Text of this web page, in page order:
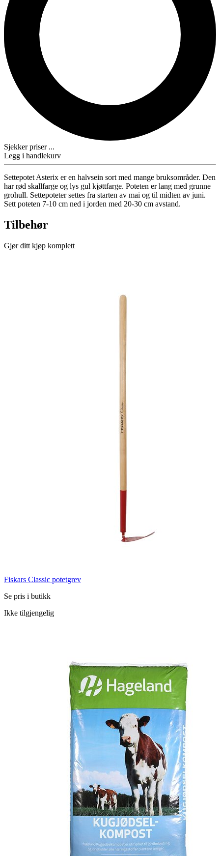
Sjekker priser ...
Legg i handlekurv
Settepotet Asterix er en halvsein sort med mange bruksområder. Den
har rød skallfarge og lys gul kjøttfarge. Poteten er lang med grunne
grohull. Settepoteter settes fra starten av mai og til midten av juni.
Sett poteten 7-10 cm ned i jorden med 20-30 cm avstand.
Tilbehør
Gjør ditt kjøp komplett
Fiskars Classic potetgrev
Se pris i butikk
Ikke tilgjengelig